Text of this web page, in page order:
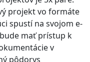
projekt vo formáte
spustí na svojom e-
mať prístup k
v
pôdorys